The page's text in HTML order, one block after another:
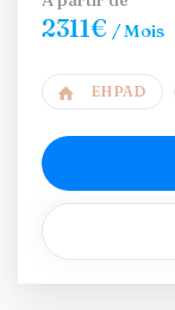
2311€ / Mois
EHPAD